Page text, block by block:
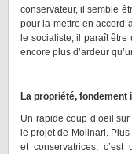
conservateur, il semble
pour la mettre en accord
le socialiste, il paraît
encore plus d’ardeur
La propriété, fondement
Un rapide coup d’oeil
le projet de Molinari.
et conservatrices,